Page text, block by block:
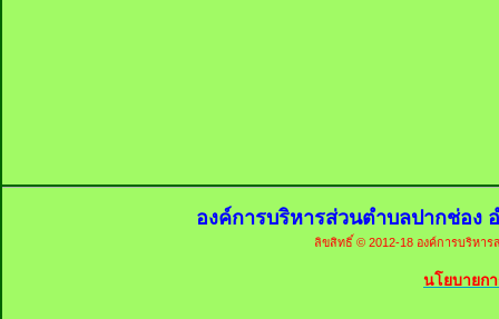
องค์การบริหารส่วนตำบลปากช่อง
ลิขสิทธิ์ © 2012-18 องค์การบริหา
นโยบายก